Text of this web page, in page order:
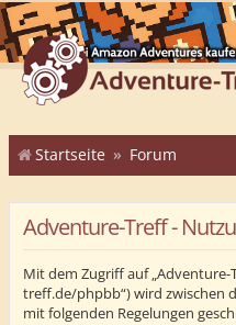
Startseite Forum
Adventure-Treff -
Mit dem Zugriff auf
treff.de/phpbb“) wird zwischen
mit folgenden Regelungen